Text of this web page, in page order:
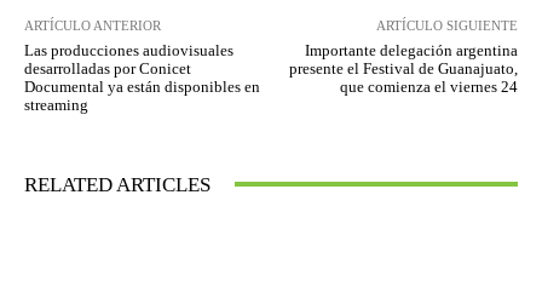
ARTÍCULO ANTERIOR
Las producciones audiovisuales
desarrolladas por Conicet
Documental ya están disponibles en
streaming
ARTÍCULO SIGUIENTE
Importante delegación argentina
presente el Festival de Guanajuato,
que comienza el viernes 24
RELATED ARTICLES